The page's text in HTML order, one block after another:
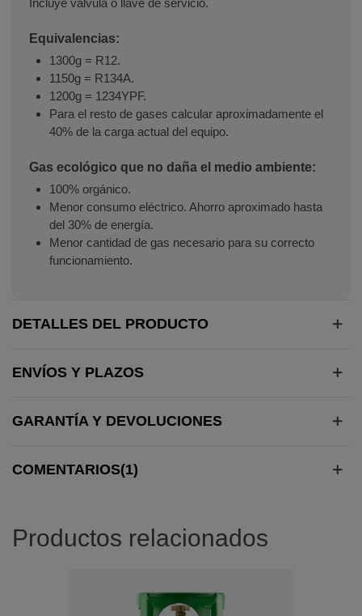
Equivalencias:
1300g = R12.
1150g = R134A.
1200g = 1234YPF.
Para el resto de gases calcular aproximadamente el
40% de la carga actual del equipo.
Gas ecológico que no daña el medio ambiente:
100% orgánico.
Menor consumo eléctrico. Ahorro aproximado hasta
del 30% de energía.
Menor cantidad de gas necesario para su correcto
funcionamiento.
DETALLES DEL PRODUCTO
ENVÍOS Y PLAZOS
GARANTÍA Y DEVOLUCIONES
COMENTARIOS(1)
Productos relacionados